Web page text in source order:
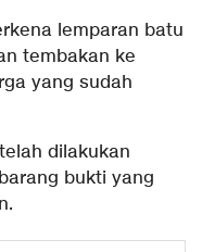
lemparan batu
tembakan ke
yang sudah
dilakukan
bukti yang